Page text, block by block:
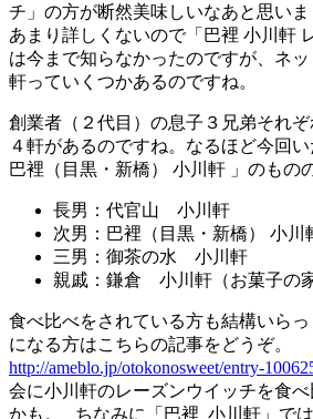
チ」の方が断然美味しいなあと思い
あまり詳しくないので「巴裡 小川軒
は今まで知らなかったのですが、ネッ
軒っていくつかあるのですね。
創業者（２代目）の息子３兄弟それ
４軒があるのですね。なるほど今回
巴裡（目黒・新橋） 小川軒 」のもの
長男：代官山 小川軒
次男：巴裡（目黒・新橋） 小川
三男：御茶の水 小川軒
親戚：鎌倉 小川軒（お菓子の家
食べ比べをされている方も結構いら
になる方はこちらの記事をどうぞ。
http://ameblo.jp/otokonosweet/entry-
会に小川軒のレーズンウイッチを食
かも。 ちなみに「巴裡 小川軒」で